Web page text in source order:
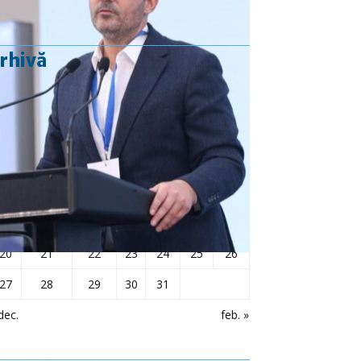
ianuarie 2025
Ma Mi D
feb. »
1 4
5
9 10 11
12
17
19
21 22 23 24 25
26
28 29 30 31